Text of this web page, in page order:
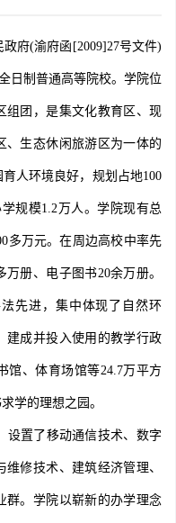
府(渝府函[2009]27号文件)
日制普通高等院校。学院位
组团，是集文化教育区、现
、生态休闲旅游区为一体的
人环境良好，规划占地100
规模1.2万人。学院现有总
多万元。在周边高校中率先
册、电子图书20余万册。
先进，集中体现了自然环
建成并投入使用的教学行政
馆、体育场馆等24.7万平方
学的理想之园。
置了移动通信技术、数字
修技术、建筑经济管理、
群。学院以崭新的办学理念